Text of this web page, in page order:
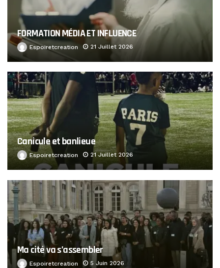
FORMATION MÉDIA ET INFLUENCE
Espoiretcreation 21 Juillet 2026
Canicule et banlieue
Espoiretcreation 21 Juillet 2026
Ma cité va s’assembler
Espoiretcreation 5 Juin 2026